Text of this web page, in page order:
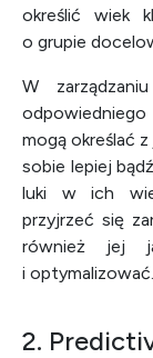
określić wiek
o grupie
W
mogą określać
sobie lepiej
luki w ich
przyjrzeć się
również jej
i optymalizować.
2.